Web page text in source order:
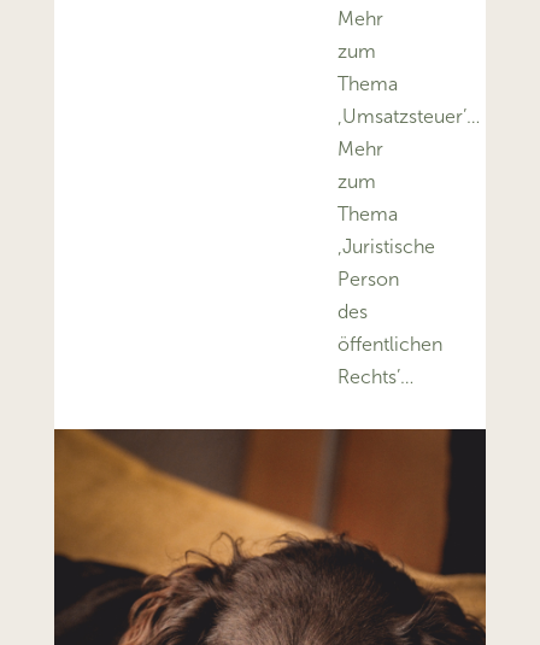
Mehr
zum
Thema
‚Umsatzsteuer’…
Mehr
zum
Thema
‚Juristische
Person
des
öffentlichen
Rechts’…